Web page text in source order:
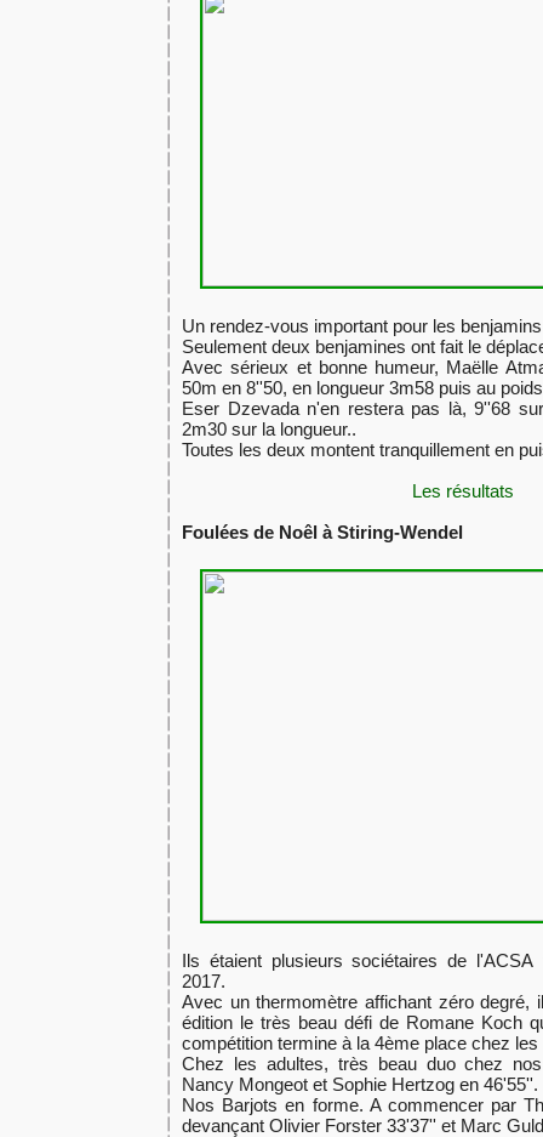
​Un rendez-vous important pour les
Seulement deux benjamines ont fait le
​Avec sérieux et bonne humeur, Maëlle
50m en 8''50, en longueur 3m58 puis au
​Eser Dzevada n'en restera pas là, 9''68
2m30 sur la longueur..
Toutes les deux montent tranquillement en
Les résultats
​​Foulées de Noêl à Stiring-Wendel
Ils étaient plusieurs sociétaires de
2017.
​Avec un thermomètre affichant zéro degré,
édition le très beau défi ​de Romane Koch
compétition termine à la 4ème place chez les
​Chez les adultes, très beau duo chez
Nancy Mongeot et Sophie Hertzog en 46'55''.
​Nos Barjots en forme. A commencer par
devançant Olivier Forster 33'37'' et Marc